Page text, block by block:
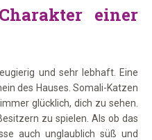
einer
und sehr lebhaft. Eine
des Hauses. Somali-Katzen
glücklich, dich zu sehen.
zu spielen. Als ob das
auch unglaublich süß und